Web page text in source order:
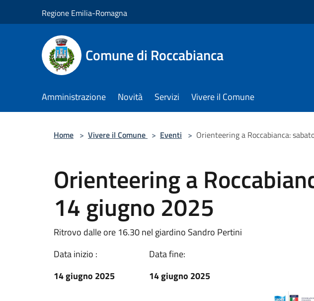
Regione Emilia-Romagna
Comune di Roccabianca
Amministrazione Novità Servizi Vivere il Comune
Home > Vivere il Comune > Eventi > Orienteering a Roccabianca:
Orienteering a
14 giugno 2025
Ritrovo dalle ore 16.30 nel giardino Sandro Pertini
Data inizio :
14 giugno 2025
Data fine:
14 giugno 2025